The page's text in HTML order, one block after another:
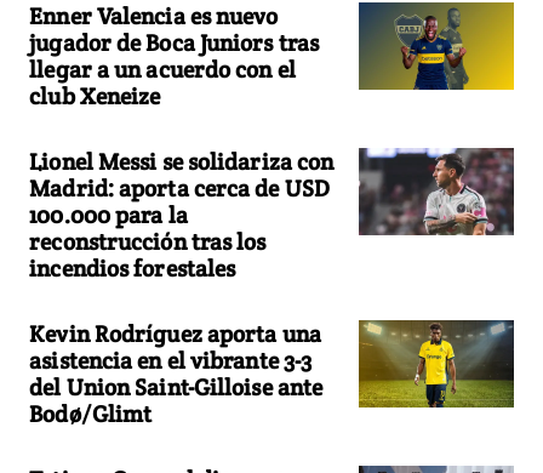
Enner Valencia es nuevo
jugador de Boca Juniors tras
llegar a un acuerdo con el
club Xeneize
Lionel Messi se solidariza con
Madrid: aporta cerca de USD
100.000 para la
reconstrucción tras los
incendios forestales
Kevin Rodríguez aporta una
asistencia en el vibrante 3-3
del Union Saint-Gilloise ante
Bodø/Glimt